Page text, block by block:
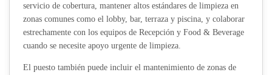
servicio de cobertura, mantener altos estándares de limpieza en
zonas comunes como el lobby, bar, terraza y piscina, y colaborar
estrechamente con los equipos de Recepción y Food & Beverage
cuando se necesite apoyo urgente de limpieza.
El puesto también puede incluir el mantenimiento de zonas de